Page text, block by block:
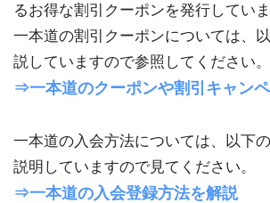
るお得な割引クーポンを発行していま
一本道の割引クーポンについては、
説していますので参照してください。
⇒一本道のクーポンや割引キャンペ
一本道の入会方法については、以下
説明していますので見てください。
⇒一本道の入会登録方法を解説